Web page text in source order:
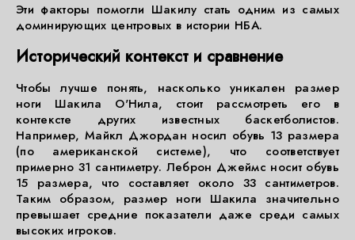
Эти факторы помогли Шакилу стать одним из самых
доминирующих центровых в истории НБА.
Исторический контекст и сравнение
Чтобы лучше понять, насколько уникален размер
ноги Шакила О'Нила, стоит рассмотреть его в
контексте других известных баскетболистов.
Например, Майкл Джордан носил обувь 13 размера
(по американской системе), что соответствует
примерно 31 сантиметру. Леброн Джеймс носит обувь
15 размера, что составляет около 33 сантиметров.
Таким образом, размер ноги Шакила значительно
превышает средние показатели даже среди самых
высоких игроков.